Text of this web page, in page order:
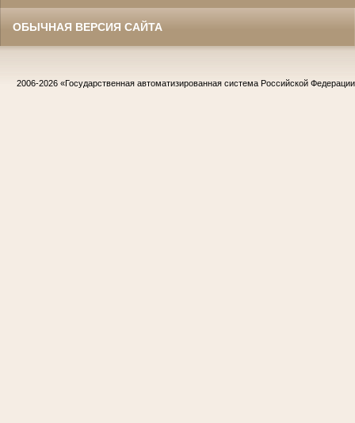
ОБЫЧНАЯ ВЕРСИЯ САЙТА
2006-2026 «Государственная автоматизированная система Российской